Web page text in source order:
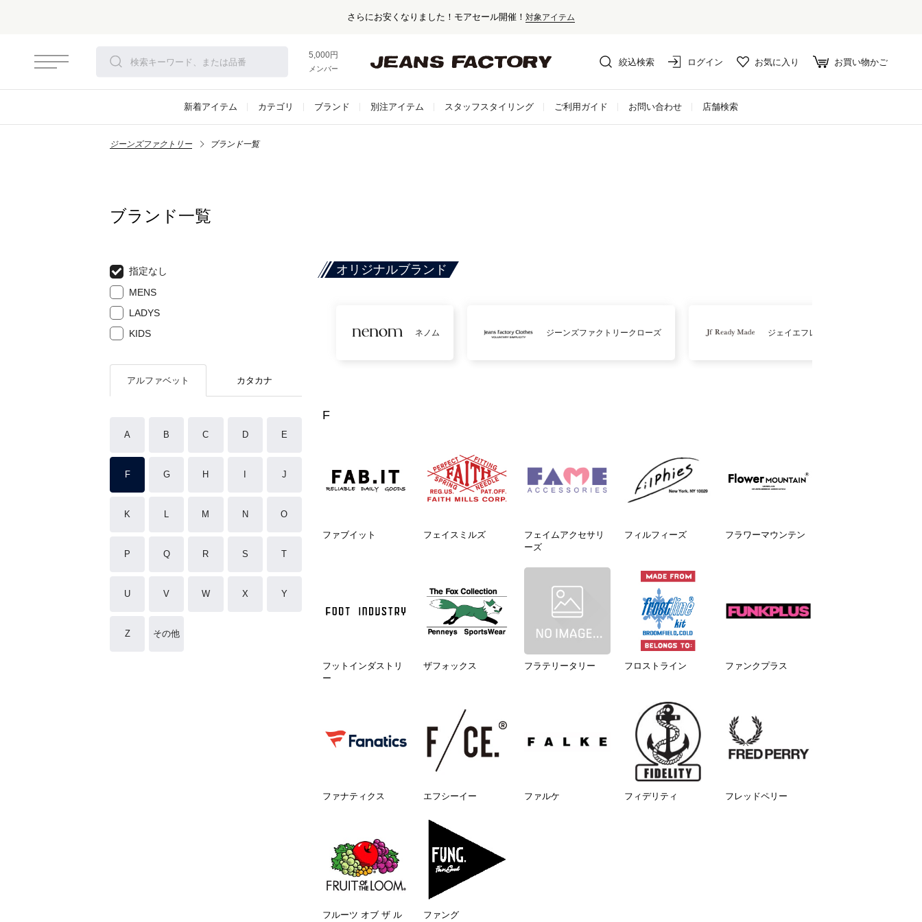
さらにお安くなりました！モアセール開催！ 対象アイテム
5,000円以上お買い上げで送料無料！
メンバー登録でお得な情報をゲット。さらに詳しく
絞込検索 ログイン お気に入り お買い物かご
新着アイテム カテゴリ ブランド 別注アイテム スタッフスタイリング ご利用ガイド お問い合わせ 店舗検索
ジーンズファクトリー ブランド一覧
ブランド一覧
指定なし
MENS
LADYS
KIDS
アルファベット カタカナ
A B C D E
F G H J
K L M N O
P Q R S T
U V W X Y
Z その他
オリジナルブランド
ネノム ジーンズファクトリークローズ ジェイエフレディメイド
F
ファブイット フェイスミルズ
フェイムアクセサリ
ーズ
フィルフィーズ フラワーマウンテン
フットインダストリ
ー
ザフォックス フラテリータリー フロストライン ファンクプラス
ファナティクス エフシーイー ファルケ フィデリティ フレッドペリー
フルーツ オブ ザ ル ファング